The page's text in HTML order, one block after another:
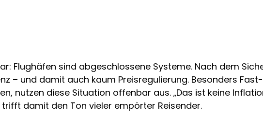
Flughäfen sind abgeschlossene Systeme. Nach dem
– und damit auch kaum Preisregulierung. Besonders
nutzen diese Situation offenbar aus. „Das ist keine
damit den Ton vieler empörter Reisender.